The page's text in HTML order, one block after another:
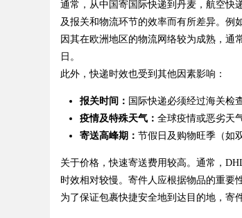
uz
通常，从中国寄国际快递到丹麦，航空快
及报关和物流环节的效率而有所差异。例
因其在欧洲地区的物流网络较为成熟，通
日。
此外，快递时效也受到其他因素影响：
报关时间： 国际快递必须经过海关检
疫情及特殊天气： 全球疫情或恶劣天
寄送高峰期： 节假日及购物旺季（如
关于价格，快速寄送费用较高。通常，
时效相对较慢。寄件人应根据物品的重要
为了保证包裹快捷安全地到达目的地，寄